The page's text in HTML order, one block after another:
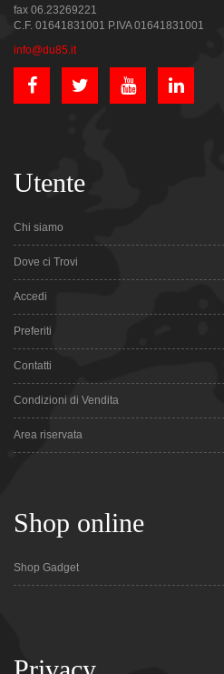
fax 06.23269221
C.F. 01641831001 P.IVA 01641831001
info@du85.it
Utente
Chi siamo
Dove ci Trovi
Accedi
Preferiti
Contatti
Condizioni di Vendita
Area riservata
Shop online
Shop Gadget